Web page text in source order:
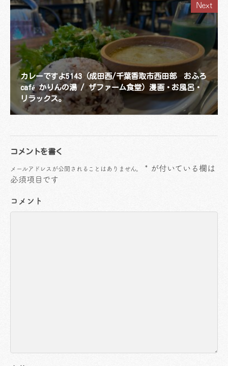
Next
カレーですよ5143（成田西/千葉香取市西田部 おふろ
café かりんの湯 / ザファーム食堂）漫画・お風呂・
リラックス。
コメントを書く
メールアドレスが公開されることはありません。 * が付いている欄は
必須項目です
コメント